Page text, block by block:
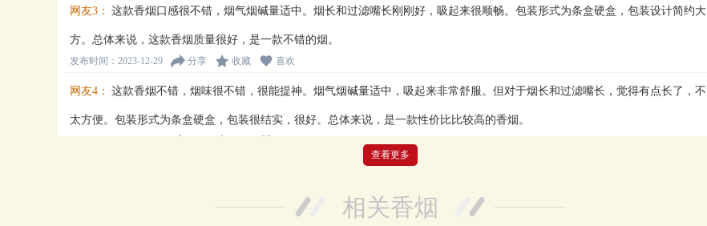
网友3： 这款香烟口感很不错，烟气烟碱量适中。烟长和过滤嘴长刚刚好，吸起来很顺畅。包装形式为条盒硬盒，包装设计简约大
方。总体来说，这款香烟质量很好，是一款不错的烟。
发布时间：2023-12-29 分享 收藏 喜欢
网友4： 这款香烟不错，烟味很不错，很能提神。烟气烟碱量适中，吸起来非常舒服。但对于烟长和过滤嘴长，觉得有点长了，不
太方便。包装形式为条盒硬盒，包装很结实，很好。总体来说，是一款性价比比较高的香烟。
短。包装形式为条盒硬盒，非常方便携带。总体来说，这款香烟物超所值，性价比很高。
查看更多
相关香烟